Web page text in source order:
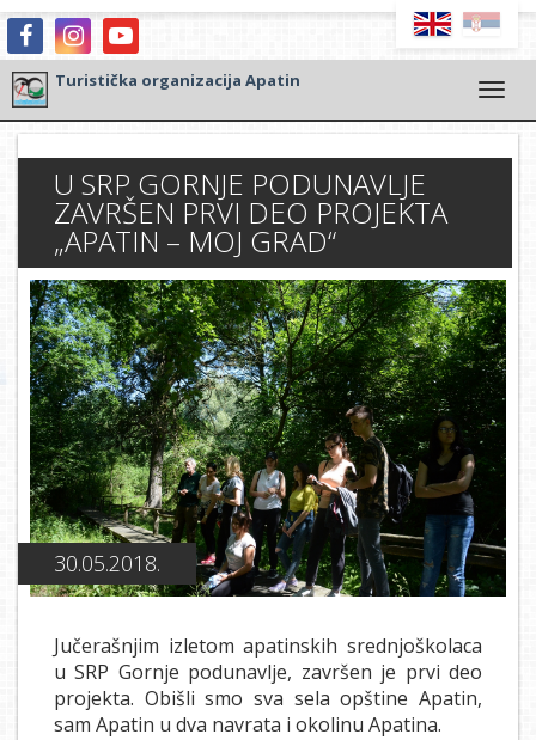
Turistička organizacija Apatin
U SRP GORNJE PODUNAVLJE
ZAVRŠEN PRVI DEO PROJEKTA
„APATIN – MOJ GRAD“
30.05.2018.
Jučerašnjim izletom apatinskih srednjoškolaca
u SRP Gornje podunavlje, završen je prvi deo
projekta. Obišli smo sva sela opštine Apatin,
sam Apatin u dva navrata i okolinu Apatina.